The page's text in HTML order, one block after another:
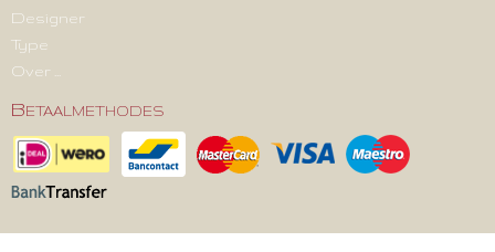
Designer
Type
Over ...
Betaalmethodes